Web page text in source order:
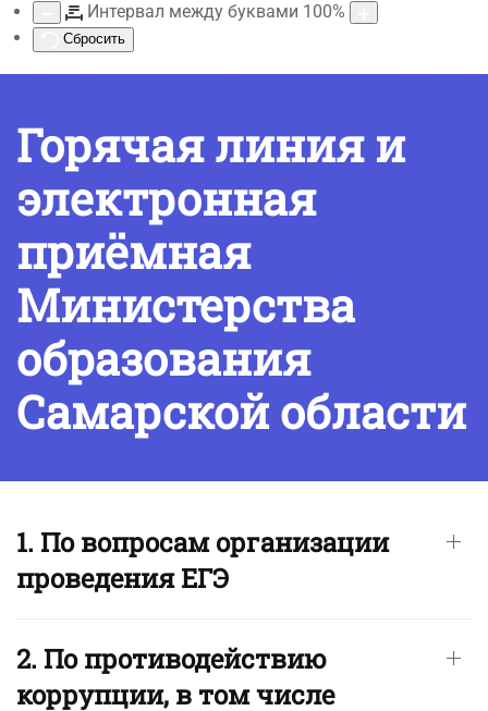
Интервал между буквами 100%
Сбросить
Горячая линия и
электронная
приёмная
Министерства
образования
Самарской области
1. По вопросам организации
проведения ЕГЭ
2. По противодействию
коррупции, в том числе